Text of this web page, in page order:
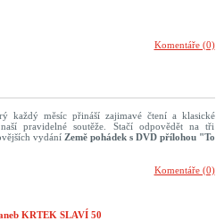
Komentáře (0)
každý měsíc přináší zajimavé čtení a klasické
pravidelné soutěže. Stačí odpovědět na tři
vydání Země pohádek s DVD přílohou "To
Komentáře (0)
KRTEK SLAVÍ 50